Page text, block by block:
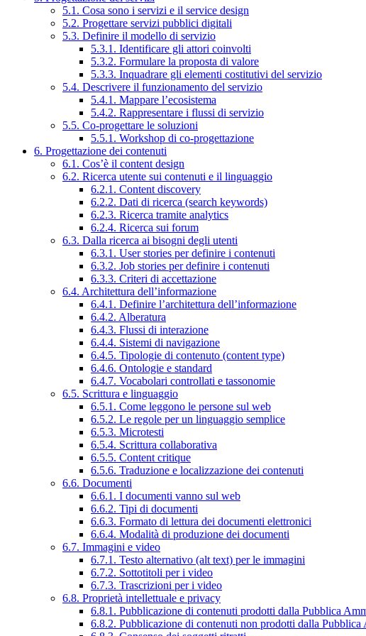
5.1. Cosa sono i servizi e il service design
5.2. Progettare servizi pubblici digitali
5.3. Definire il modello di servizio
5.3.1. Identificare gli attori coinvolti
5.3.2. Formulare la proposta di valore
5.3.3. Inquadrare gli elementi costitutivi del servizio
5.4. Descrivere il funzionamento del servizio
5.4.1. Mappare l’ecosistema
5.4.2. Rappresentare i flussi di servizio
5.5. Co-progettare le soluzioni
5.5.1. Workshop di co-progettazione
6. Progettazione dei contenuti
6.1. Cos’è il content design
6.2. Ricerca utente sui contenuti e il linguaggio
6.2.1. Content discovery
6.2.2. Dati di ricerca (search keywords)
6.2.3. Ricerca tramite analytics
6.2.4. Ricerca sui forum
6.3. Dalla ricerca ai bisogni degli utenti
6.3.1. User stories per definire i contenuti
6.3.2. Job stories per definire i contenuti
6.3.3. Criteri di accettazione
6.4. Architettura dell’informazione
6.4.1. Definire l’architettura dell’informazione
6.4.2. Alberatura
6.4.3. Flussi di interazione
6.4.4. Sistemi di navigazione
6.4.5. Tipologie di contenuto (content type)
6.4.6. Ontologie e standard
6.4.7. Vocabolari controllati e tassonomie
6.5. Scrittura e linguaggio
6.5.1. Come leggono le persone sul web
6.5.2. Le regole per un linguaggio semplice
6.5.3. Microtesti
6.5.4. Scrittura collaborativa
6.5.5. Content critique
6.5.6. Traduzione e localizzazione dei contenuti
6.6. Documenti
6.6.1. I documenti vanno sul web
6.6.2. Tipi di documenti
6.6.3. Formato di lettura dei documenti elettronici
6.6.4. Modalità di produzione dei documenti
6.7. Immagini e video
6.7.1. Testo alternativo (alt text) per le immagini
6.7.2. Sottotitoli per i video
6.7.3. Trascrizioni per i video
6.8. Proprietà intellettuale e privacy
6.8.1. Pubblicazione di contenuti prodotti dalla Pubblica
6.8.2. Pubblicazione di contenuti non prodotti dalla Pubblica